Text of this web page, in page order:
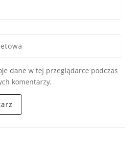
dane w tej przeglądarce podczas
komentarzy.